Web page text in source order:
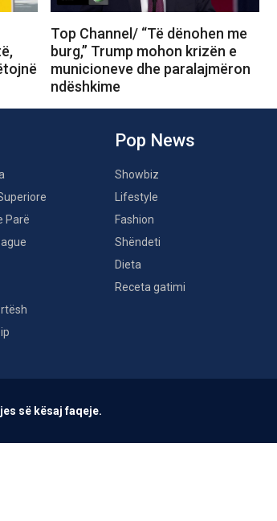
Top Channel/ “Të dënohen me
burg,” Trump mohon krizën e
municioneve dhe paralajmëron
ndëshkime
Parë
Pop News
Showbiz
Lifestyle
Fashion
Shëndeti
Dieta
Receta gatimi
së kësaj faqeje.